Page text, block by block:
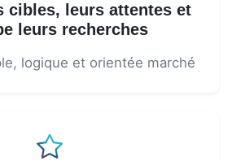
cibles, leurs attentes et
leurs recherches
logique et orientée marché